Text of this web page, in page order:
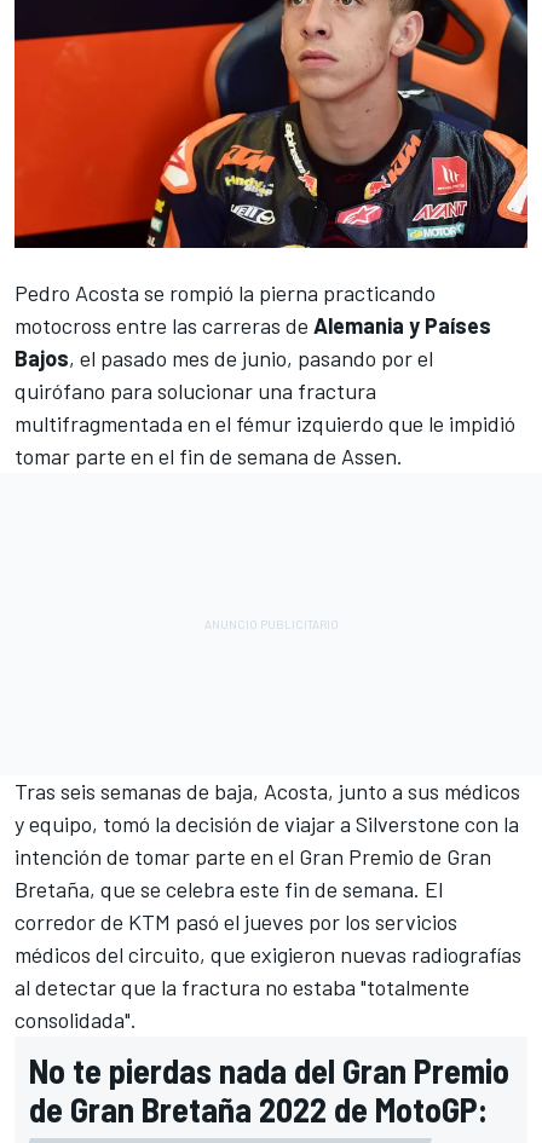
Pedro Acosta se rompió la pierna practicando
motocross entre las carreras de Alemania y Países
Bajos, el pasado mes de junio, pasando por el
quirófano para solucionar una fractura
multifragmentada en el fémur izquierdo que le impidió
tomar parte en el fin de semana de Assen.
Tras seis semanas de baja, Acosta, junto a sus médicos
y equipo, tomó la decisión de viajar a Silverstone con la
intención de tomar parte en el Gran Premio de Gran
Bretaña, que se celebra este fin de semana. El
corredor de KTM pasó el jueves por los servicios
médicos del circuito, que exigieron nuevas radiografías
al detectar que la fractura no estaba "totalmente
consolidada".
No te pierdas nada del Gran Premio
de Gran Bretaña 2022 de MotoGP: